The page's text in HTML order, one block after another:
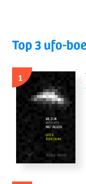
Top 3 ufo-
1